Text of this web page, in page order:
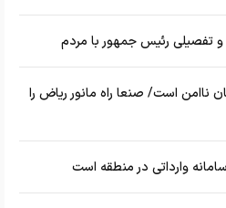
رئیس جمهور با مردم
ناامن است/ صنعا راه مانور ریاض را
سامانه وارداتی در منطقه است